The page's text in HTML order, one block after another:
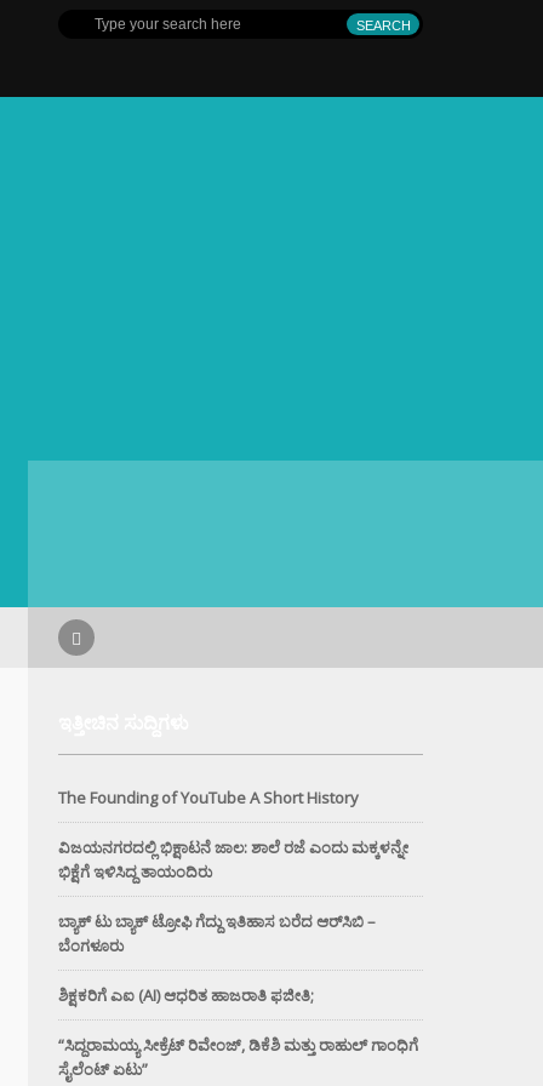
The Founding of YouTube A Short History
ವಿಜಯನಗರದಲ್ಲಿ ಭಿಕ್ಷಾಟನೆ ಜಾಲ: ಶಾಲೆ ರಜೆ ಎಂದು ಮಕ್ಕಳನ್ನೇ
ಭಿಕ್ಷೆಗೆ ಇಳಿಸಿದ್ದ ತಾಯಂದಿರು
ಬ್ಯಾಕ್ ಟು ಬ್ಯಾಕ್ ಟ್ರೋಫಿ ಗೆದ್ದು ಇತಿಹಾಸ ಬರೆದ ಆರ್‌ಸಿಬಿ –
ಬೆಂಗಳೂರು
ಶಿಕ್ಷಕರಿಗೆ ಎಐ (AI) ಆಧರಿತ ಹಾಜರಾತಿ ಫಜೀತಿ;
“ಸಿದ್ದರಾಮಯ್ಯ ಸೀಕ್ರೆಟ್ ರಿವೇಂಜ್‌, ಡಿಕೆಶಿ ಮತ್ತು ರಾಹುಲ್‌ ಗಾಂಧಿಗೆ
ಸೈಲೆಂಟ್ ಏಟು”